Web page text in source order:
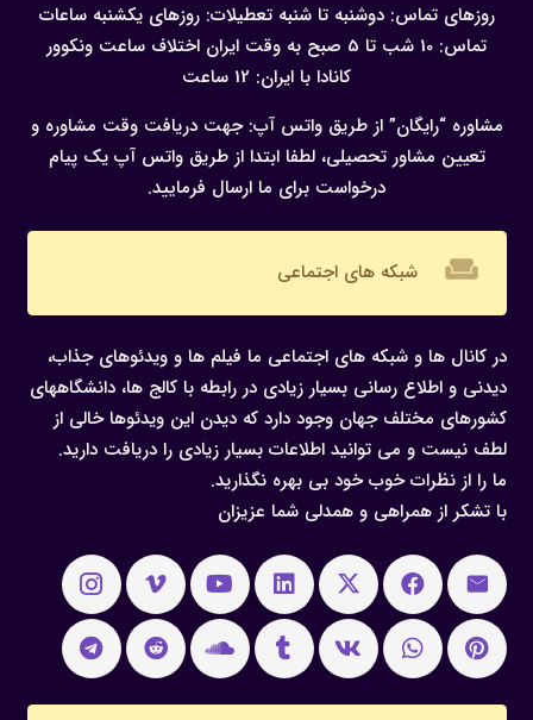
روزهای تماس: دوشنبه تا شنبه تعطیلات: روزهای یکشنبه ساعات
تماس: 10 شب تا 5 صبح به وقت ایران
اختلاف ساعت ونکوور
کانادا با ایران: 12 ساعت
مشاوره “رایگان” از طریق واتس آپ: جهت دریافت وقت مشاوره و
تعیین مشاور تحصیلی، لطفا ابتدا از طریق واتس آپ یک پیام
درخواست برای ما ارسال فرمایید.
weekend شبکه های اجتماعی
در کانال ها و شبکه های اجتماعی ما فیلم ها و ویدئوهای جذاب،
دیدنی و اطلاع رسانی بسیار زیادی در رابطه با کالج ها، دانشگاههای
کشورهای مختلف جهان وجود دارد که دیدن این ویدئوها خالی از
لطف نیست و می توانید اطلاعات بسیار زیادی را دریافت دارید.
ما را از نظرات خوب خود بی بهره نگذارید.
با تشکر از همراهی و همدلی شما عزیزان